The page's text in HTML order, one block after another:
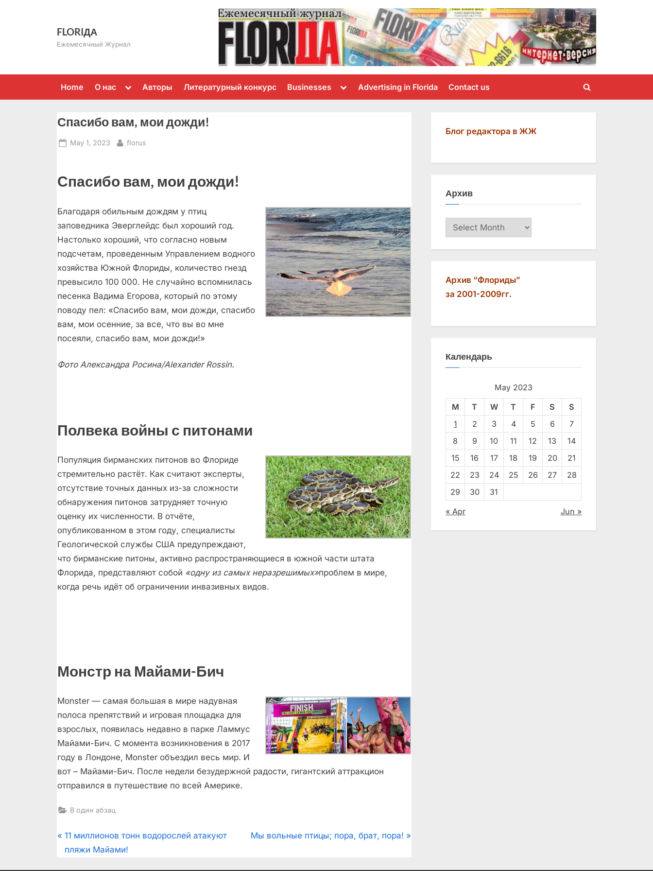
FLORIДА
Ежемесячный Журнал
Home О нас
Toggle
menu
Авторы Литературный конкурс Businesses
Toggle
menu
Advertising in Florida Contact us
Toggle
Спасибо вам, мои дожди!
Posted
May 1, 2023 By
florus
Спасибо вам, мои дожди!
Благодаря обильным дождям у птиц
заповедника Эверглейдс был хороший год.
Настолько хороший, что согласно новым
подсчетам, проведенным Управлением водного
хозяйства Южной Флориды, количество гнезд
превысило 100 000. Не случайно вспомнилась
песенка Вадима Егорова, который по этому
поводу пел: «Спасибо вам, мои дожди, спасибо
вам, мои осенние, за все, что вы во мне
посеяли, спасибо вам, мои дожди!»
Фото Александра Росина/Alexander Rossin.
Полвека войны с питонами
Популяция бирманских питонов во Флориде
стремительно растёт. Как считают эксперты,
отсутствие точных данных из-за сложности
обнаружения питонов затрудняет точную
оценку их численности. В отчёте,
опубликованном в этом году, специалисты
Геологической службы США предупреждают,
что бирманские питоны, активно распространяющиеся в южной части штата
Флорида, представляют собой «одну из самых неразрешимых»проблем в мире,
когда речь идёт об ограничении инвазивных видов.
Монстр на Майами-Бич
Monster — самая большая в мире надувная
полоса препятствий и игровая площадка для
взрослых, появилась недавно в парке Ламмус
Майами-Бич. С момента возникновения в 2017
году в Лондоне, Monster объездил весь мир. И
вот – Майами-Бич. После недели безудержной радости, гигантский аттракцион
отправился в путешествие по всей Америке.
В один абзац
Post
P
r
11 миллионов тонн водорослей атакуют
пляжи Майами!
N
Мы вольные птицы; пора, брат, пора!
Блог редактора в ЖЖ
Архив
Архив
Архив “Флориды”
за 2001-2009гг.
Календарь
May 2023
M T W T F S
S
1
2 3 4 5 6
7
8
9 10 11 12 13
14
15
16 17 18 19 20
21
22
23 24 25 26 27
28
29
30 31
« Apr Jun »